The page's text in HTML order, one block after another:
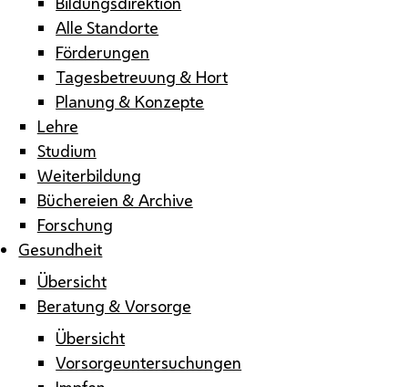
Alle Standorte
Förderungen
Tagesbetreuung & Hort
Planung & Konzepte
Lehre
Studium
Weiterbildung
Büchereien & Archive
Forschung
Gesundheit
Übersicht
Beratung & Vorsorge
Übersicht
Vorsorgeuntersuchungen